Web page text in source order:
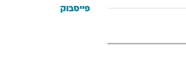
תכנית היורו פייסבוק